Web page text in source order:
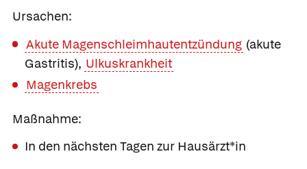
Ursachen:
Akute Magenschleimhautentzündung (akute
Gastritis), Ulkuskrankheit
Magenkrebs
Maßnahme:
In den nächsten Tagen zur Hausärzt*in